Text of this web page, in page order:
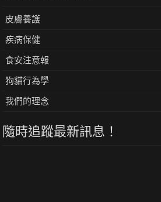
皮膚養護
疾病保健
食安注意報
狗貓行為學
我們的理念
隨時追蹤最新訊息！